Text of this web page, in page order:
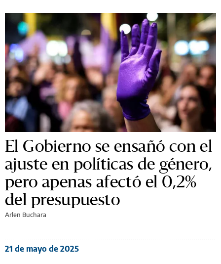
El Gobierno se ensañó con el
ajuste en políticas de género,
pero apenas afectó el 0,2%
del presupuesto
Arlen Buchara
21 de mayo de 2025